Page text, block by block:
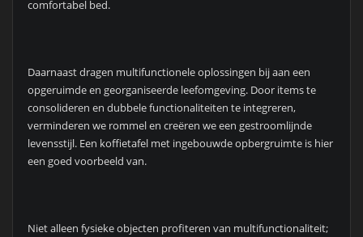
comfortabel bed.
Daarnaast dragen multifunctionele oplossingen bij aan een
opgeruimde en georganiseerde leefomgeving. Door items te
consolideren en dubbele functionaliteiten te integreren,
verminderen we rommel en creëren we een gestroomlijnde
levensstijl. Een koffietafel met ingebouwde opbergruimte is hier
een goed voorbeeld van.
Niet alleen fysieke objecten profiteren van multifunctionaliteit;